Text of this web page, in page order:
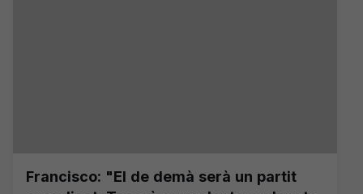
Francisco: "El de demà serà un partit